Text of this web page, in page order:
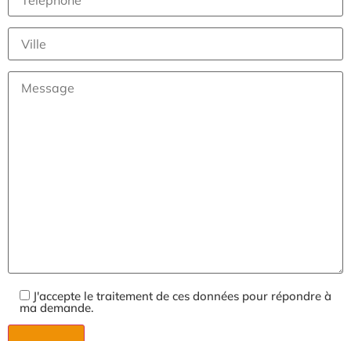
J'accepte le traitement de ces données pour répondre à
ma demande.